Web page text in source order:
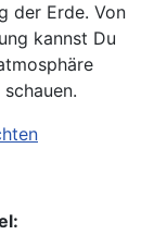
der Erde. Von
kannst Du